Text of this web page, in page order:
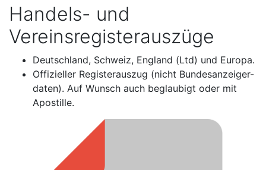
Handels- und
Vereinsregisterauszüge
Deutschland, Schweiz, England (Ltd) und Europa.
Offizieller Registerauszug (nicht Bundesanzeiger-
daten). Auf Wunsch auch beglaubigt oder mit
Apostille.